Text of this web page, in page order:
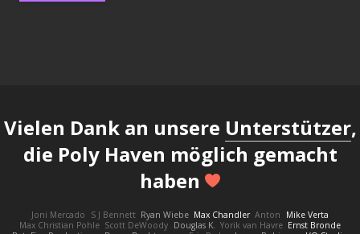
Vielen Dank an unsere Unterstützer,
die Poly Haven möglich gemacht
haben
Joni Mercado S J Bennett Ryan Wiebe Max Chandler Anton
Mike Verta
Max Christian Pohle Scott DeWoody Douglas K. Yorik van Havre Ernst Bronde